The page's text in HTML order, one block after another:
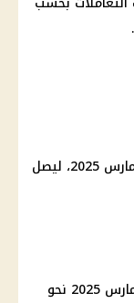
ارتفع سعر الذهب عيار 14 اليوم الجمعة 21 مارس 2025، ليصل
سجل سعر الذهب عيار 24 اليوم الجمعة 21 مارس 2025 نحو